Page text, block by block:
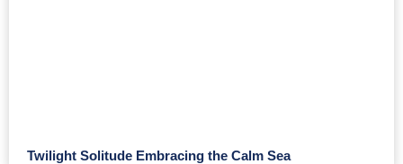
Twilight Solitude Embracing the Calm Sea